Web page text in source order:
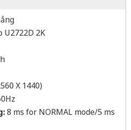
2K
X 1440)
8 ms for NORMAL mode/5 ms